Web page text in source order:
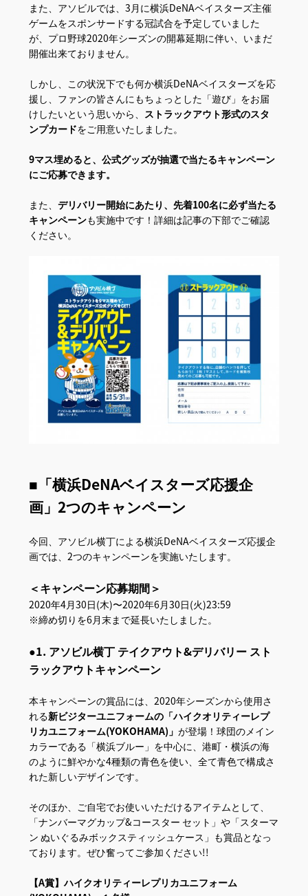
また、アソビルでは、3月に横浜DeNAベイスターズ主催
ゲームをスポンサードする冠試合を予定していました
が、プロ野球2020年シーズンの開幕延期に伴い、いまだ
開催出来ておりません。
しかし、この状況下でも何か横浜DeNAベイスターズを応
援し、ファンの皆さんにもちょっとした「遊び」をお届
けしたいという思いから、 ストラックアウト形式のスタ
ンプカードをご用意いたしました。
9マス埋めると、公式グッズが抽選で当たるキャンペーン
にご応募できます。
また、デリバリー開始にあたり、先着100名に必ず当たる
キャンペーンも実施中です！詳細は記事の下部でご確認
ください。
■「横浜DeNAベイスターズ応援企
画」2つのキャンペーン
今回、アソビル横丁による横浜DeNAベイスターズ応援企
画では、2つのキャンペーンを実施いたします。
＜キャンペーン応募期間＞
2020年4月30日(木)〜2020年6月30日(火)23:59
※締め切りを6月末まで延長いたしました。
●1. アソビル横丁 テイクアウト&デリバリー スト
ラックアウトキャンペーン
本キャンペーンの賞品には、2020年シーズンから使用さ
れる新ビジターユニフォームの「ハイクオリティーレプ
リカユニフォーム(YOKOHAMA)」が登場！球団のメイン
カラーである「横浜ブルー」を中心に、港町・横浜の海
のように鮮やかな4種類の青色を使い、全て青色で構成さ
れた新しいデザインです。
そのほか、ご自宅でお使いいただけるアイテムとして、
「ナンバーマグカップ&コースター セット」や「スターマ
ン ぬいぐるみボックスティッシュケース」も賞品となっ
ております。ぜひ奮ってご参加ください!!
【A賞】ハイクオリティーレプリカユニフォーム